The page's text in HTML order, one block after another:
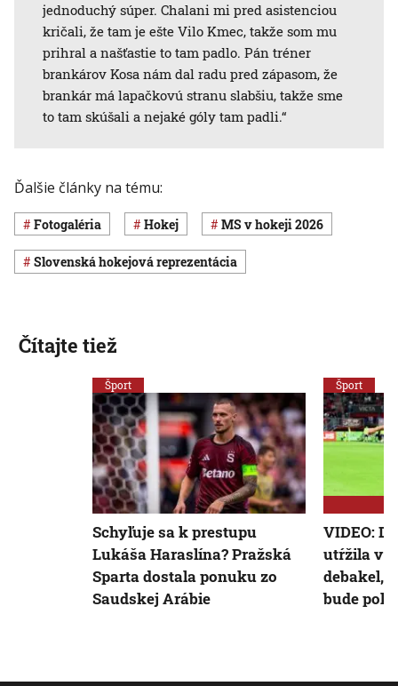
jednoduchý súper. Chalani mi pred asistenciou
kričali, že tam je ešte Vilo Kmec, takže som mu
prihral a našťastie to tam padlo. Pán tréner
brankárov Kosa nám dal radu pred zápasom, že
brankár má lapačkovú stranu slabšiu, takže sme
to tam skúšali a nejaké góly tam padli.“
Ďalšie články na tému:
Fotogaléria Hokej MS v hokeji 2026
slovenská hokejová reprezentácia
Čítajte tiež
Šport
Schyľuje sa k prestupu
Lukáša Haraslína? Pražská
Sparta dostala ponuku zo
Saudskej Arábie
Šport
VIDEO:
utŕžila v
debakel,
bude